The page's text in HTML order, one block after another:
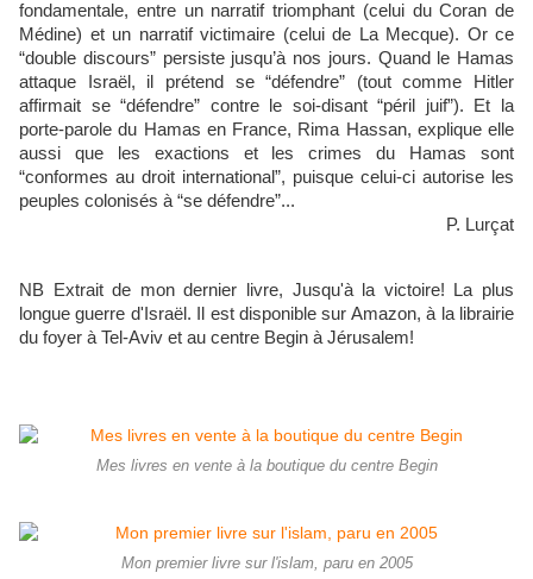
fondamentale, entre un narratif triomphant (celui du Coran de
Médine) et un narratif victimaire (celui de La Mecque). Or ce
“double discours” persiste jusqu’à nos jours. Quand le Hamas
attaque Israël, il prétend se “défendre” (tout comme Hitler
affirmait se “défendre” contre le soi-disant “péril juif”). Et la
porte-parole du Hamas en France, Rima Hassan, explique elle
aussi que les exactions et les crimes du Hamas sont
“conformes au droit international”, puisque celui-ci autorise les
peuples colonisés à “se défendre”...
P. Lurçat
NB Extrait de mon dernier livre, Jusqu'à la victoire! La plus
longue guerre d'Israël. Il est disponible sur Amazon, à la librairie
du foyer à Tel-Aviv et au centre Begin à Jérusalem!
Mes livres en vente à la boutique du centre Begin
Mon premier livre sur l'islam, paru en 2005